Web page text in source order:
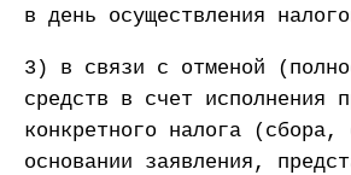
в день осуществления
3) в связи с отменой
средств в счет исполнения
конкретного налога (сбора,
основании заявления,